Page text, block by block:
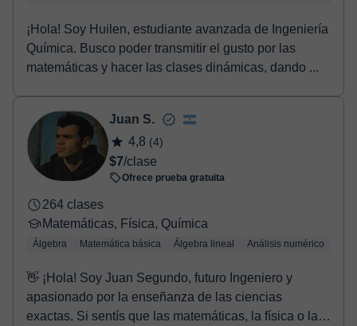
¡Hola! Soy Huilen, estudiante avanzada de Ingeniería
Química. Busco poder transmitir el gusto por las
matemáticas y hacer las clases dinámicas, dando ...
Juan S.
4,8 (4)
$7/clase
Ofrece prueba gratuita
264 clases
Matemáticas, Física, Química
Álgebra Matemática básica Álgebra lineal Análisis numérico
👋 ¡Hola! Soy Juan Segundo, futuro Ingeniero y
apasionado por la enseñanza de las ciencias
exactas. Si sentís que las matemáticas, la física o la